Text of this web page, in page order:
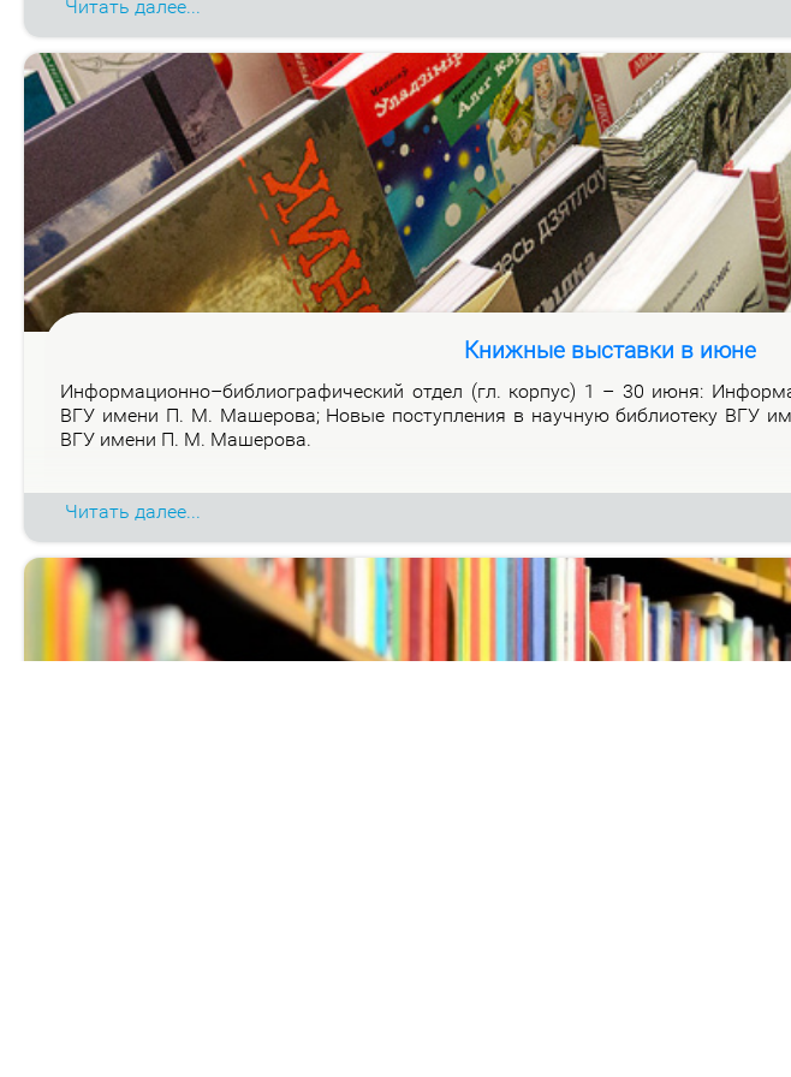
Читать далее...
Книжные выставки в июне
Ин­фор­ма­ци­он­но–биб­лио­гра­фи­че­ский от­дел (гл. кор­пус) 1 – 30 июня:
ВГУ име­ни П. М. Ма­ше­ро­ва; Но­вые по­ступ­ле­ния в на­уч­ную биб­лио­те­ку ВГУ
ВГУ име­ни П. М. Ма­ше­ро­ва.
Читать далее...